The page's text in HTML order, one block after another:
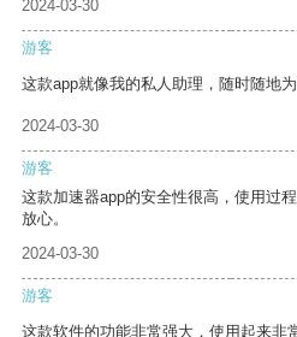
2024-03-30
游客
这款app就像我的私人助理，随时随地
2024-03-30
游客
这款加速器app的安全性很高，使用过
放心。
2024-03-30
游客
这款软件的功能非常强大，使用起来非